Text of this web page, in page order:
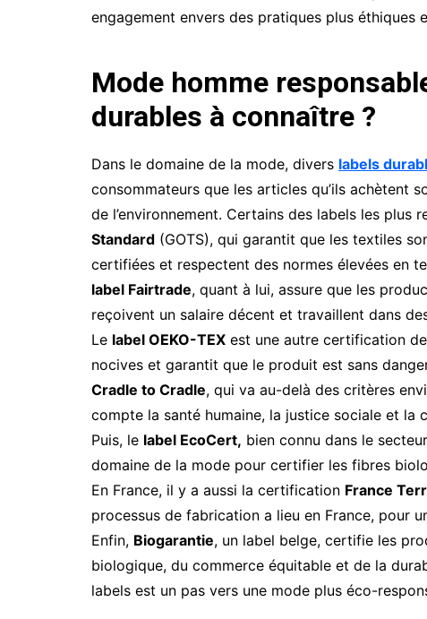
engagement envers des pratiques plus éthiques
Mode homme
durables à connaître ?
Dans le domaine de la mode, divers labels
consommateurs que les articles qu’ils achètent
de l’environnement. Certains des labels les plus
Standard (GOTS), qui garantit que les textiles
certifiées et respectent des normes élevées en
label Fairtrade, quant à lui, assure que les
reçoivent un salaire décent et travaillent dans
Le label OEKO-TEX est une autre certification
nocives et garantit que le produit est sans
Cradle to Cradle, qui va au-delà des critères
compte la santé humaine, la justice sociale et la
Puis, le label EcoCert, bien connu dans le
domaine de la mode pour certifier les fibres
En France, il y a aussi la certification France
processus de fabrication a lieu en France, pour
Enfin, Biogarantie, un label belge, certifie les
biologique, du commerce équitable et de la
labels est un pas vers une mode plus éco-